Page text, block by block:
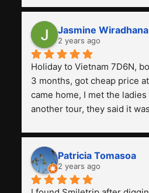
previous ones we've used.
Jasmine Wiradhana
2 years ago
Holiday to Vietnam 7D6N,
3 months, got cheap price
came home, I met the
another tour, they said it
and facilities are all the
really worth it, the guide is
friendly. Next, I want to try
Smiletrip. Thank you
Patricia Tomasoa
2 years ago